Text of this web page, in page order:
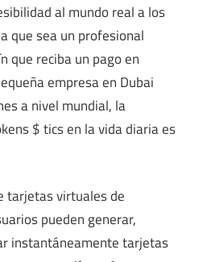
al mundo real a los
que sea un profesional
que reciba un pago en
empresa en Dubai
a nivel mundial, la
$ tics en la vida diaria es
tarjetas virtuales de
pueden generar,
instantáneamente tarjetas